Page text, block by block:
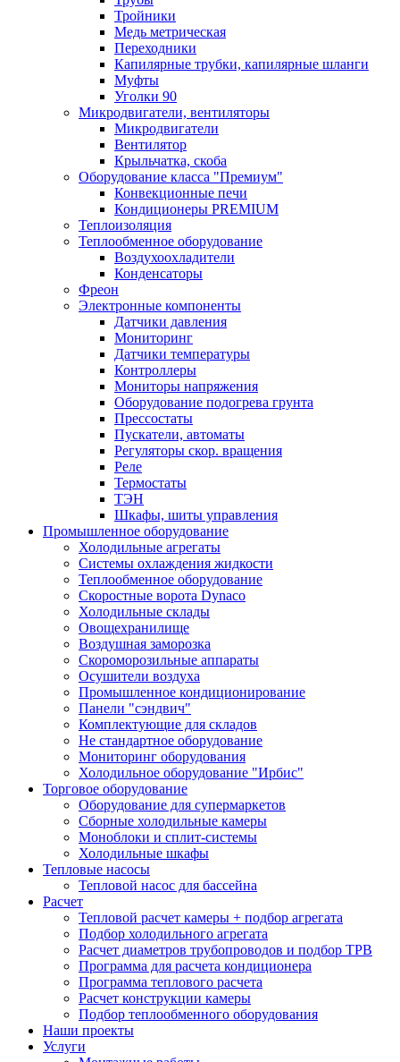
Тройники
Медь метрическая
Переходники
Капилярные трубки, капилярные шланги
Муфты
Уголки 90
Микродвигатели, вентиляторы
Микродвигатели
Вентилятор
Крыльчатка, скоба
Оборудование класса "Премиум"
Конвекционные печи
Кондиционеры PREMIUM
Теплоизоляция
Теплообменное оборудование
Воздухоохладители
Конденсаторы
Фреон
Электронные компоненты
Датчики давления
Мониторинг
Датчики температуры
Контроллеры
Мониторы напряжения
Оборудование подогрева грунта
Прессостаты
Пускатели, автоматы
Регуляторы скор. вращения
Реле
Термостаты
ТЭН
Шкафы, шиты управления
Промышленное оборудование
Холодильные агрегаты
Системы охлаждения жидкости
Теплообменное оборудование
Скоростные ворота Dynaco
Холодильные склады
Овощехранилище
Воздушная заморозка
Скороморозильные аппараты
Осушители воздуха
Промышленное кондиционирование
Панели "сэндвич"
Комплектующие для складов
Не стандартное оборудование
Мониторинг оборудования
Холодильное оборудование "Ирбис"
Торговое оборудование
Оборудование для супермаркетов
Сборные холодильные камеры
Моноблоки и сплит-системы
Холодильные шкафы
Тепловые насосы
Тепловой насос для бассейна
Расчет
Тепловой расчет камеры + подбор агрегата
Подбор холодильного агрегата
Расчет диаметров трубопроводов и подбор ТРВ
Программа для расчета кондиционера
Программа теплового расчета
Расчет конструкции камеры
Подбор теплообменного оборудования
Наши проекты
Услуги